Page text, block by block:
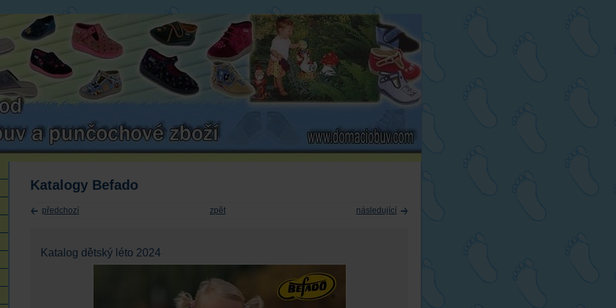
Katalogy Befado
předchozí následující
zpět
Katalog dětský léto 2024